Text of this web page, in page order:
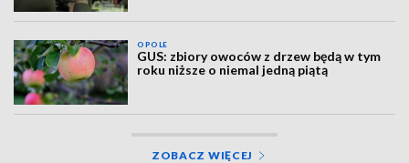
OPOLE
GUS: zbiory owoców z drzew będą w tym
roku niższe o niemal jedną piątą
ZOBACZ WIĘCEJ